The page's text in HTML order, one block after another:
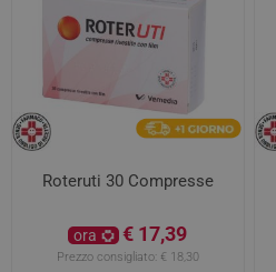
Roteruti 30 Compresse
ora € 17,39
Prezzo consigliato: € 18,30